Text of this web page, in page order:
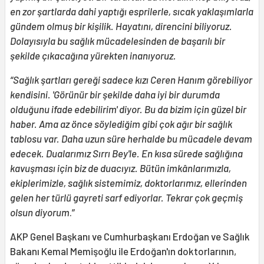
en zor şartlarda dahi yaptığı esprilerle, sıcak yaklaşımlarla
gündem olmuş bir kişilik. Hayatını, direncini biliyoruz.
Dolayısıyla bu sağlık mücadelesinden de başarılı bir
şekilde çıkacağına yürekten inanıyoruz.
“Sağlık şartları gereği sadece kızı Ceren Hanım görebiliyor
kendisini. 'Görünür bir şekilde daha iyi bir durumda
olduğunu ifade edebilirim' diyor. Bu da bizim için güzel bir
haber. Ama az önce söylediğim gibi çok ağır bir sağlık
tablosu var. Daha uzun süre herhalde bu mücadele devam
edecek. Dualarımız Sırrı Bey'le. En kısa sürede sağlığına
kavuşması için biz de duacıyız. Bütün imkânlarımızla,
ekiplerimizle, sağlık sistemimiz, doktorlarımız, ellerinden
gelen her türlü gayreti sarf ediyorlar. Tekrar çok geçmiş
olsun diyorum .”
AKP Genel Başkanı ve Cumhurbaşkanı Erdoğan ve Sağlık
Bakanı Kemal Memişoğlu ile Erdoğan'ın doktorlarının,